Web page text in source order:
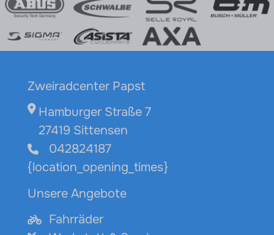
Zweiradcenter Papst
Hamburger Straße 7
27419 Sittensen
042824187
{location_opening_times}
Unsere Angebote
Fahrräder